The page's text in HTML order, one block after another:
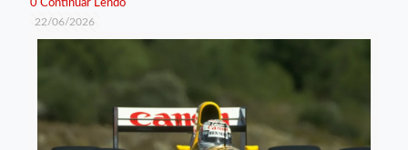
0 Continuar Lendo
22/06/2026